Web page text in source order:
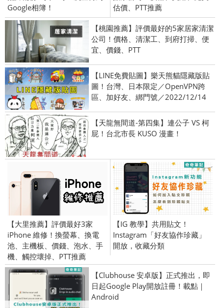
Google相簿！
估價、PTT推薦
【桃園推薦】評價最好的5家居家清潔
公司！價格、清潔工、到府打掃、便
宜、價錢、PTT
【LINE免費貼圖】樂天熊貓隱藏版貼
圖！台灣、日本限定／OpenVPN跨
區、加好友、綁門號／2022/12/14
【天龍無間道-第四集】連公子 VS 柯
屁！台北市長 KUSO 漫畫！
【大里推薦】評價最好3家
iPhone 維修！換螢幕、換電
池、主機板、價錢、泡水、手
機、觸控壞掉、PTT推薦
【IG 教學】共用貼文！
Instagram「好友協作珍藏」
開放，收藏分類
【Clubhouse 安卓版】正式推出，即
日起Google Play開放註冊！載點｜
Android